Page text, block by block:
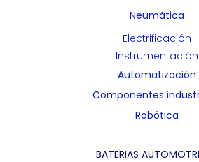
Neumática
Electrificación
Instrumentación
Automatización
Componentes
Robótica
BATERIAS